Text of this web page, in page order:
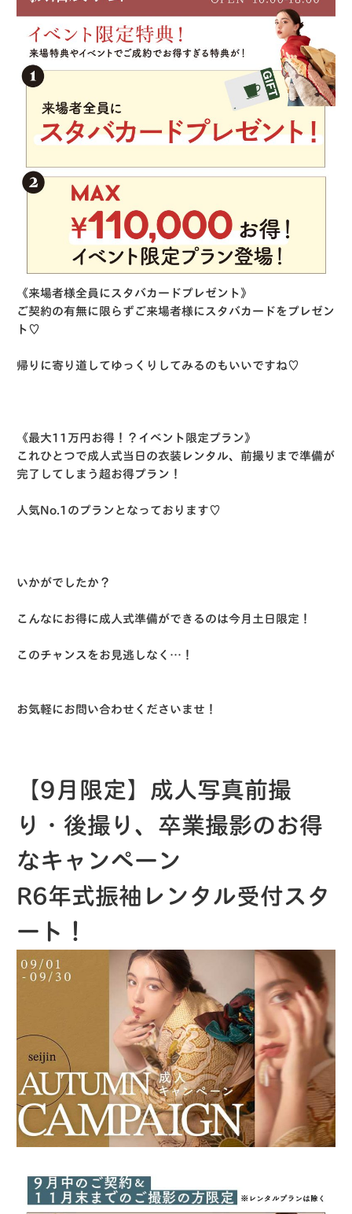
《来場者様全員にスタバカードプレゼント》
ご契約の有無に限らずご来場者様にスタバカードをプレゼン
ト♡
帰りに寄り道してゆっくりしてみるのもいいですね♡
《最大11万円お得！？イベント限定プラン》
これひとつで成人式当日の衣装レンタル、前撮りまで準備が
完了してしまう超お得プラン！
人気No.1のプランとなっております♡
いかがでしたか？
こんなにお得に成人式準備ができるのは今月土日限定！
このチャンスをお見逃しなく…！
お気軽にお問い合わせくださいませ！
【9月限定】成人写真前撮
り・後撮り、卒業撮影のお得
なキャンペーン
R6年式振袖レンタル受付スタ
ート！